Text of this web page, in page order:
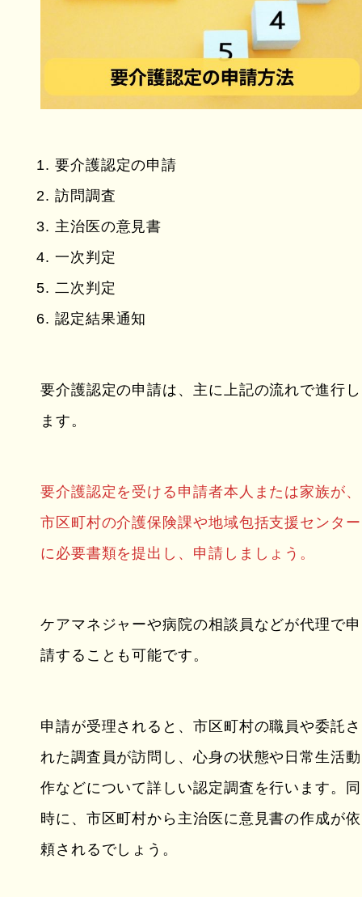
要介護認定の申請
訪問調査
主治医の意見書
一次判定
二次判定
認定結果通知
要介護認定の申請は、主に上記の流れで進行し
ます。
要介護認定を受ける申請者本人または家族が、
市区町村の介護保険課や地域包括支援センター
に必要書類を提出し、申請しましょう。
ケアマネジャーや病院の相談員などが代理で申
請することも可能です。
申請が受理されると、市区町村の職員や委託さ
れた調査員が訪問し、心身の状態や日常生活動
作などについて詳しい認定調査を行います。同
時に、市区町村から主治医に意見書の作成が依
頼されるでしょう。